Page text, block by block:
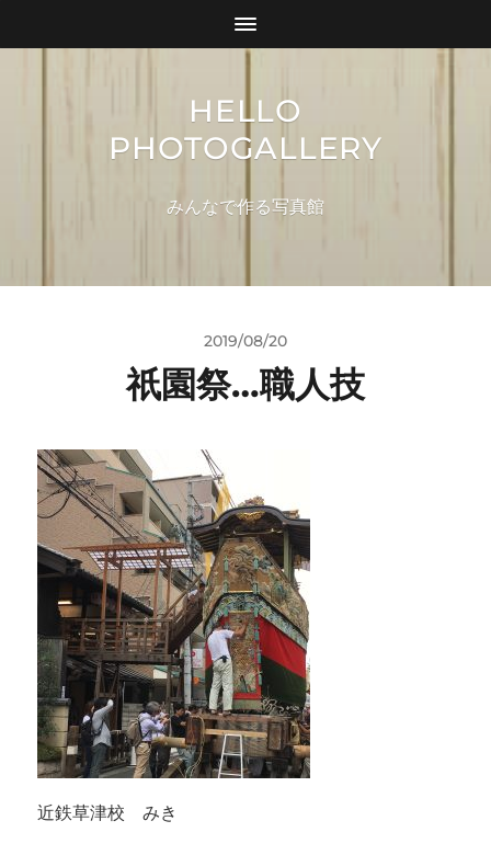
HELLO
PHOTOGALLERY
みんなで作る写真館
2019/08/20
祇園祭…職人技
近鉄草津校 みき